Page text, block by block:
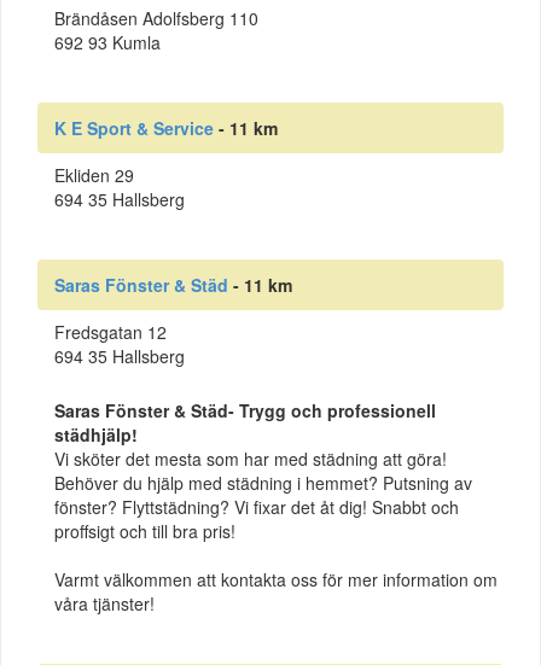
Brändåsen Adolfsberg 110
692 93 Kumla
K E Sport & Service - 11 km
Ekliden 29
694 35 Hallsberg
Saras Fönster & Städ - 11 km
Fredsgatan 12
694 35 Hallsberg
Saras Fönster & Städ- Trygg och professionell
städhjälp!
Vi sköter det mesta som har med städning att göra!
Behöver du hjälp med städning i hemmet? Putsning av
fönster? Flyttstädning? Vi fixar det åt dig! Snabbt och
proffsigt och till bra pris!
Varmt välkommen att kontakta oss för mer information om
våra tjänster!